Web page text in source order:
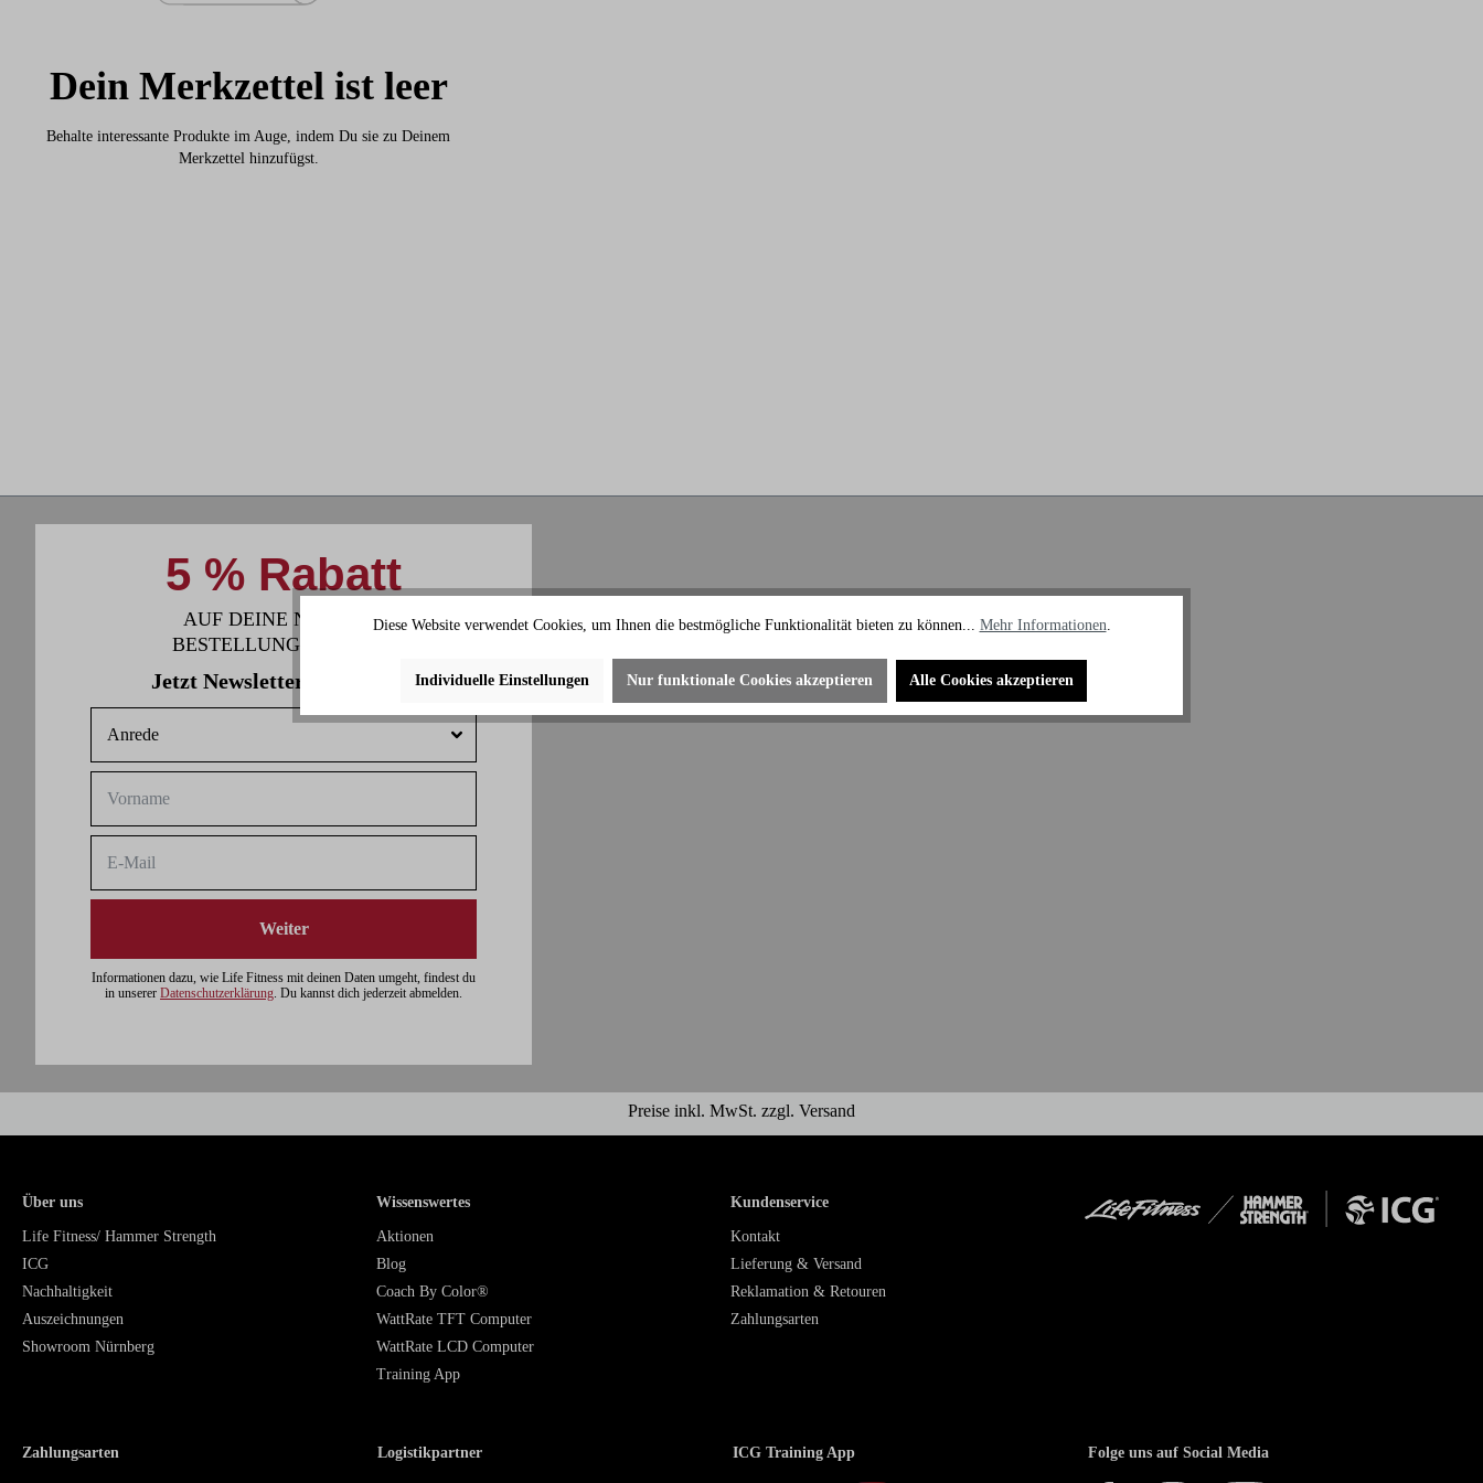
Dein Merkzettel ist leer
Behalte interessante Produkte im Auge, indem Du sie zu Deinem
Merkzettel hinzufügst.
5 % Rabatt
AUF DEINE NÄCHSTE
BESTELLUNG SICHERN.
Jetzt Newsletter abonnieren
Weiter
Informationen dazu, wie Life Fitness mit deinen Daten umgeht, findest du
in unserer Datenschutzerklärung. Du kannst dich jederzeit abmelden.
Preise inkl. MwSt. zzgl. Versand
Über uns
Life Fitness/ Hammer Strength
ICG
Nachhaltigkeit
Auszeichnungen
Showroom Nürnberg
Wissenswertes
Aktionen
Blog
Coach By Color®
WattRate TFT Computer
WattRate LCD Computer
Training App
Kundenservice
Kontakt
Lieferung & Versand
Reklamation & Retouren
Zahlungsarten
Zahlungsarten Logistikpartner ICG Training App Folge uns auf Social Media
Diese Website verwendet Cookies, um Ihnen die bestmögliche Funktionalität bieten zu können... Mehr Informationen.
Individuelle Einstellungen Nur funktionale Cookies akzeptieren Alle Cookies akzeptieren